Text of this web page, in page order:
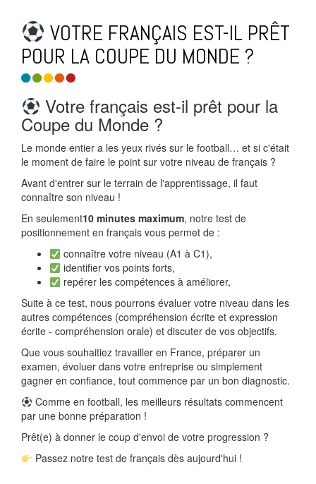
VOTRE FRANÇAIS EST-IL PRÊT
POUR LA COUPE DU MONDE ?
Votre français est-il prêt pour la
Coupe du Monde ?
Le monde entier a les yeux rivés sur le football… et si c'était
le moment de faire le point sur votre niveau de français ?
Avant d'entrer sur le terrain de l'apprentissage, il faut
connaître son niveau !
En seulement10 minutes maximum, notre test de
positionnement en français vous permet de :
connaître votre niveau (A1 à C1),
identifier vos points forts,
repérer les compétences à améliorer,
Suite à ce test, nous pourrons évaluer votre niveau dans les
autres compétences (compréhension écrite et expression
écrite - compréhension orale) et discuter de vos objectifs.
Que vous souhaitiez travailler en France, préparer un
examen, évoluer dans votre entreprise ou simplement
gagner en confiance, tout commence par un bon diagnostic.
Comme en football, les meilleurs résultats commencent
par une bonne préparation !
Prêt(e) à donner le coup d'envoi de votre progression ?
Passez notre test de français dès aujourd'hui !